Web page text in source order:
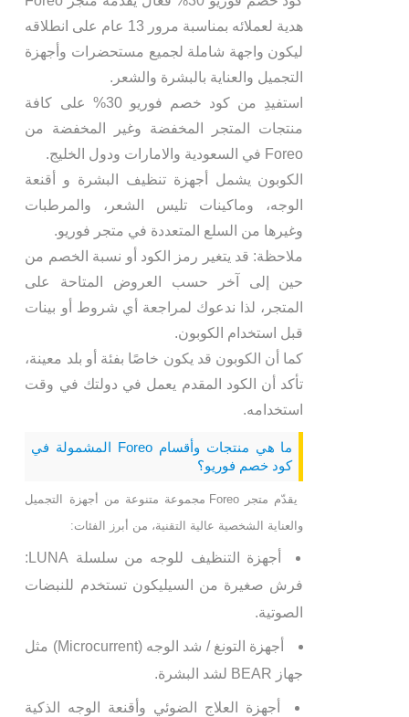
هدية لعملائه بمناسبة مرور 13 عام على انطلاقه
ليكون واجهة شاملة لجميع مستحضرات وأجهزة
التجميل والعناية بالبشرة والشعر.
استفيدِ من كود خصم فوريو 30% على كافة
منتجات المتجر المخفضة وغير المخفضة من
Foreo في السعودية والامارات ودول الخليج.
الكوبون يشمل أجهزة تنظيف البشرة و أقنعة
الوجه، وماكينات تليس الشعر، والمرطبات
وغيرها من السلع المتعددة في متجر فوريو.
ملاحظة: قد يتغير رمز الكود أو نسبة الخصم من
حين إلى آخر حسب العروض المتاحة على
المتجر، لذا ندعوك لمراجعة أي شروط أو بينات
قبل استخدام الكوبون.
كما أن الكوبون قد يكون خاصًا بفئة أو بلد معينة،
تأكد أن الكود المقدم يعمل في دولتك في وقت
استخدامه.
ما هي منتجات وأقسام Foreo المشمولة في
كود خصم فوريو؟
يقدّم متجر Foreo مجموعة متنوعة من أجهزة التجميل
والعناية الشخصية عالية التقنية، من أبرز الفئات:
أجهزة التنظيف للوجه من سلسلة LUNA:
فرش صغيرة من السيليكون تستخدم للنبضات
الصوتية.
أجهزة التونغ / شد الوجه (Microcurrent) مثل
جهاز BEAR لشد البشرة.
أجهزة العلاج الضوئي وأقنعة الوجه الذكية